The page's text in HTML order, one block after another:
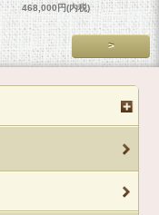
468,000円(内税) 458,000円
>